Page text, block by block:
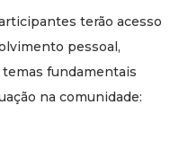
terão acesso
pessoal,
fundamentais
na comunidade: